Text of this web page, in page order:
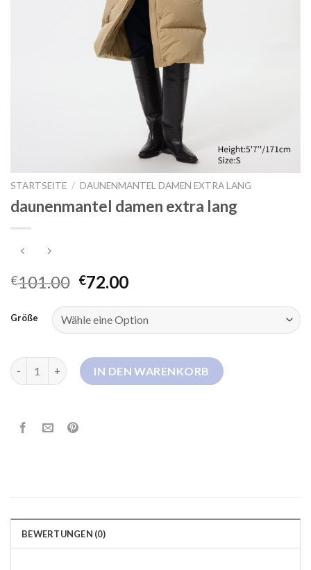
STARTSEITE / DAUNENMANTEL DAMEN EXTRA LANG
daunenmantel damen extra lang
€101.00 €72.00
Größe
daunenmantel damen extra lang Menge
IN DEN WARENKORB
BEWERTUNGEN (0)